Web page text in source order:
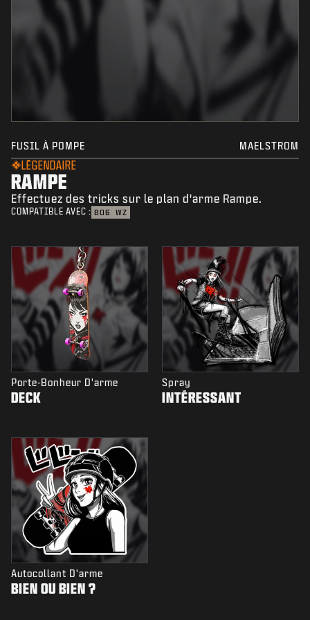
FUSIL À POMPE MAELSTROM
LÉGENDAIRE
RAMPE
Effectuez des tricks sur le plan d'arme Rampe.
COMPATIBLE AVEC : BO6 WZ
Porte-Bonheur D'arme
DECK
Spray
INTÉRESSANT
Autocollant D'arme
BIEN OU BIEN ?